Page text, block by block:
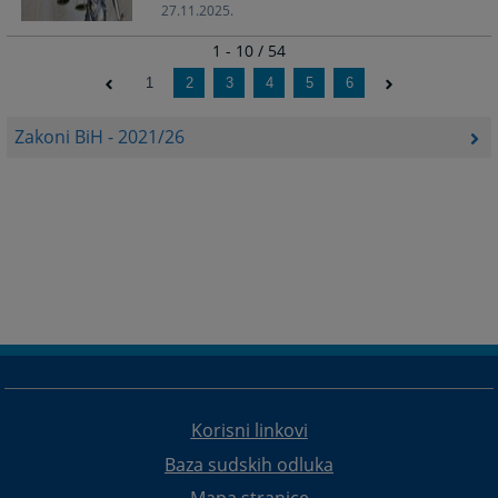
Zakoni BiH - 2021/26
27.11.2025.
1 - 10 / 54
1 2 3 4 5 6
Korisni linkovi
Baza sudskih odluka